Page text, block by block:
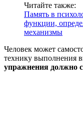
Читайте также:
Память в
функции,
механизмы
Человек может
технику выполнения
упражнения должно